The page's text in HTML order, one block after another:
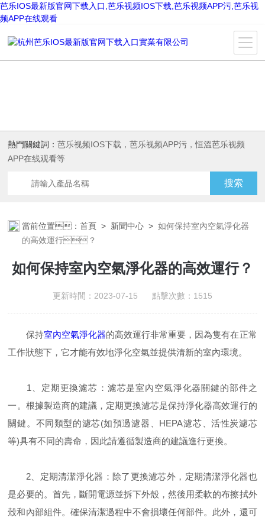
芭乐IOS最新版官网下载入口,芭乐视频IOS下载,芭乐视频APP污,芭乐视
频APP在线观看
熱門關鍵詞：芭乐视频IOS下载，芭乐视频APP污，恒溫芭乐视频
APP在线观看等
當前位置：首頁 > 新聞中心 >如何保持室內空氣淨化器
的高效運行？
如何保持室內空氣淨化器的高效運行？
更新時間：2023-07-15 點擊次數：1515
保持室內空氣淨化器的高效運行非常重要，因為隻有在正常
工作狀態下，它才能有效地淨化空氣並提供清新的室內環境。
1、定期更換濾芯：濾芯是室內空氣淨化器關鍵的部件之
一。根據製造商的建議，定期更換濾芯是保持淨化器高效運行的
關鍵。不同類型的濾芯(如預過濾器、HEPA濾芯、活性炭濾芯
等)具有不同的壽命，因此請遵循製造商的建議進行更換。
2、定期清潔淨化器：除了更換濾芯外，定期清潔淨化器也
是必要的。首先，斷開電源並拆下外殼，然後用柔軟的布擦拭外
殼和內部組件。確保清潔過程中不會損壞任何部件。此外，還可